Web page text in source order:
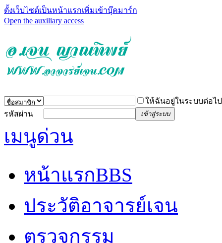
ตั้งเว็บไซต์เป็นหน้าแรกเพิ่มเข้าบุ๊คมาร์ก
Open the auxiliary access
ให้ฉันอยู่ในระบบต่อไป
รหัสผ่าน
เข้าสู่ระบบ
เมนูด่วน
หน้าแรกBBS
ประวัติอาจารย์เจน
ตรวจกรรม